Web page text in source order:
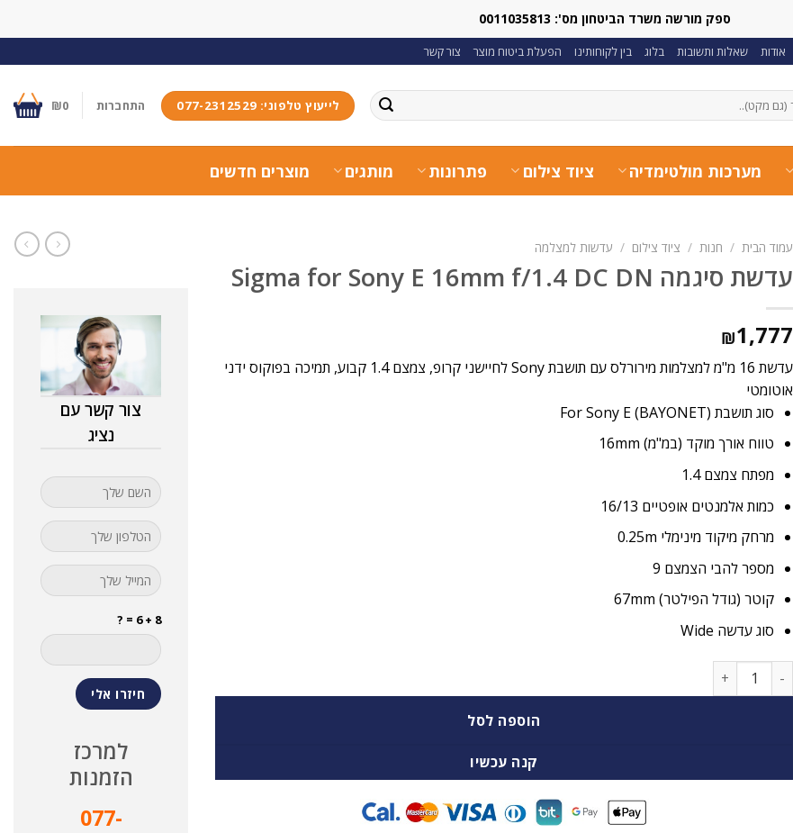
ספק מורשה משרד הביטחון מס': 0011035813
אודות שאלות ותשובות בלוג בין לקוחותינו הפעלת ביטוח מוצר צור קשר
לייעוץ טלפוני: 077-2312529 התחברות ₪0
מערכות מולטימדיה ציוד צילום פתרונות מותגים מוצרים חדשים
עמוד הבית / חנות / ציוד צילום / עדשות למצלמה
עדשת סיגמה Sigma for Sony E 16mm f/1.4 DC DN
₪1,777
עדשת 16 מ"מ למצלמות מירורלס עם תושבת Sony לחיישני קרופ, צמצם 1.4 קבוע, תמיכה בפוקוס ידני
אוטומטי
סוג תושבת (BAYONET) For Sony E
טווח אורך מוקד (במ"מ) 16mm
מפתח צמצם 1.4
כמות אלמנטים אופטיים 16/13
מרחק מיקוד מינימלי 0.25m
מספר להבי הצמצם 9
קוטר (גודל הפילטר) 67mm
סוג עדשה Wide
כמות של עדשת סיגמה Sigma for Sony E 16mm f/1.4 DC DN
הוספה לסל
קנה עכשיו
צור קשר עם
נציג
8 + 6 = ?
למרכז
הזמנות
077-